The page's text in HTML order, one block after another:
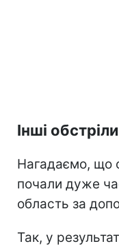
Інші
Нагадаємо, що
почали дуже
область за
Так, у